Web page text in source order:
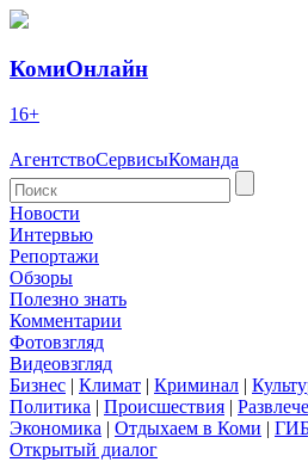
КомиОнлайн
16+
АгентствоСервисыКоманда
Новости
Интервью
Репортажи
Обзоры
Полезно знать
Комментарии
Фотовзгляд
Видеовзгляд
Бизнес | Климат | Криминал |
Политика | Происшествия |
Экономика | Отдыхаем в Коми |
Открытый диалог